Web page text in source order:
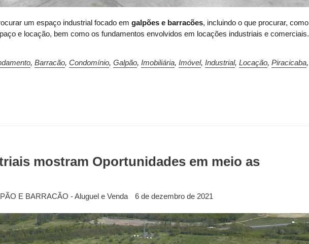
um espaço industrial focado emgalpões e barracões, incluindo o que procurar, como
e locação, bem como os fundamentos envolvidos em locações industriais e comerciais.
,Barracão,Condomínio,Galpão,Imobiliária,Imóvel,Industrial,Locação,Piracicaba,
mostram Oportunidades em meio as
E BARRACÃO - Aluguel e Venda 6 de dezembro de 2021